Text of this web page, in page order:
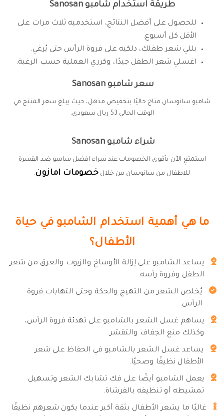
طريقة استخدام شامبو Sanosan
للحصول على أفضل النتائج، استخدميه ثلاث مرات على
الأقل كل أسبوع.
بللي شعر طفلك، دلكيه على فروة الرأس حتى يُرغي.
اغسلي شعر الطفل جيدًا، وكرري العملية حسب الرغبة.
سعر شامبو Sanosan
شامبو سانوسان متاح حاليًا بتخفيض مذهل، حيث يبلغ سعر المنتج في
الوقت الحالي 53 ريال سعودي.
شراء شامبو Sanosan
استمتعِ الآن بأقوى الخصومات عند شراء افضل شامبو ضد القشرة
للاطفال من سانوسان من خلال خصومات امازون.
ما هي أهمية استخدام الشامبو في حياة
الأطفال؟
يساعد الشامبو على إزالة الأوساخ والزيوت والعرق من شعر
الطفل وفروة رأسه.
يُخلص الشعر من التهيج والحكة وحتى التهابات فروة
الرأس.
يساهم غسل الشعر بالشامبو على تهدئة فروة الرأس،
وكذلك منع الجفاف والتقشر.
يساعد غسل الشعر بالشامبو في الحفاظ على شعر
الأطفال نظيفًا وصحيًا.
يعمل الشامبو أيضًا على فك تشابك الشعر وتسهيل
تمشيطه أو تنظيفه بالفرشاة.
غالبًا ما يشعر الأطفال بثقة أكبر عندما يكون شعرهم نظيفًا